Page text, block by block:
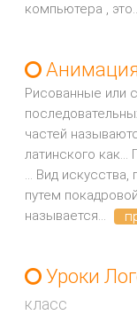
компьютера ,
Анимация
Рисованные или
частей
латинского
... Вид
путем
называется...
Уроки
класс